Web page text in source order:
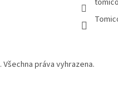
. Všechna práva vyhrazena.